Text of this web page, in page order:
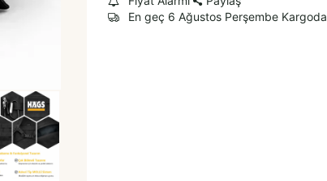
En geç 6 Ağustos Perşembe Kargoda